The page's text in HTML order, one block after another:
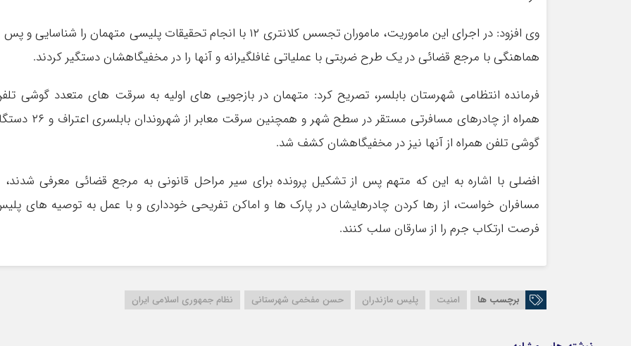
وی افزود: در اجرای این ماموریت، ماموران تجسس کلانتری ۱۲ با انجام تحقیقات پلیسی متهمان را شناسایی و
هماهنگی با مرجع قضائی در یک طرح ضربتی با عملیاتی غافلگیرانه و آنها را در مخفیگاهشان دستگیر کردند.
فرمانده انتظامی شهرستان بابلسر، تصریح کرد: متهمان در بازجویی های اولیه به سرقت های متعدد گوشی
همراه از چادرهای مسافرتی مستقر در سطح شهر و همچنین سرقت معابر از
گوشی تلفن همراه از آنها نیز در مخفیگاهشان کشف شد.
افضلی با اشاره به این که متهم پس از تشکیل پرونده برای سیر مراحل قانونی به مرجع قضائی معرفی شدند،
مسافران خواست، از رها کردن چادرهایشان در پارک ها و اماکن تفریحی خودداری و با عمل به توصیه های
فرصت ارتکاب جرم را از سارقان سلب کنند.
برچسب ها امنیت پلیس مازندران حسن مفخمی شهرستانی نظام جمهوری اسلامی ایران